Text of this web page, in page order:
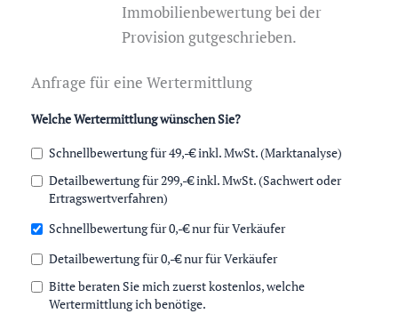
Immobilienbewertung bei der
Provision gutgeschrieben.
Anfrage für eine Wertermittlung
Welche Wertermittlung wünschen Sie?
Schnellbewertung für 49,-€ inkl. MwSt. (Marktanalyse)
Detailbewertung für 299,-€ inkl. MwSt. (Sachwert oder
Ertragswertverfahren)
Schnellbewertung für 0,-€ nur für Verkäufer
Detailbewertung für 0,-€ nur für Verkäufer
Bitte beraten Sie mich zuerst kostenlos, welche
Wertermittlung ich benötige.